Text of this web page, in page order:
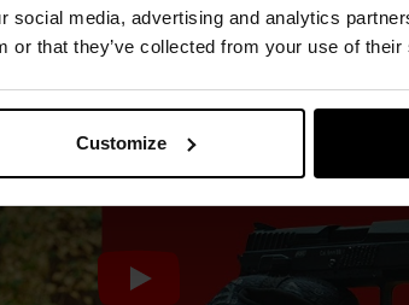
social media, advertising and analytics
or that they’ve collected from your use of
Customize